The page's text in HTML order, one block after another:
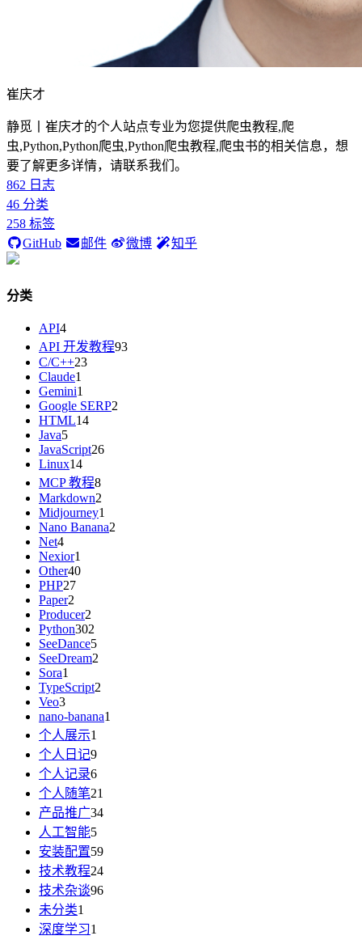
崔庆才
静觅丨崔庆才的个人站点专业为您提供爬虫教程,爬
虫,Python,Python爬虫,Python爬虫教程,爬虫书的相关信息，想
要了解更多详情，请联系我们。
862 日志
46 分类
258 标签
GitHub
邮件 微博 知乎
分类
API4
API 开发教程93
C/C++23
Claude1
Gemini1
Google SERP2
HTML14
Java5
JavaScript26
Linux14
MCP 教程8
Markdown2
Midjourney1
Nano Banana2
Net4
Nexior1
Other40
PHP27
Paper2
Producer2
Python302
SeeDance5
SeeDream2
Sora1
TypeScript2
Veo3
nano-banana1
个人展示1
个人日记9
个人记录6
个人随笔21
产品推广34
人工智能5
安装配置59
技术教程24
技术杂谈96
未分类1
深度学习1